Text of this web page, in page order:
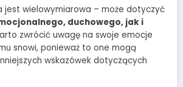
jest wielowymiarowa – może dotyczyć
duchowego, jak i
zwrócić uwagę na swoje emocje
snowi, ponieważ to one mogą
wskazówek dotyczących